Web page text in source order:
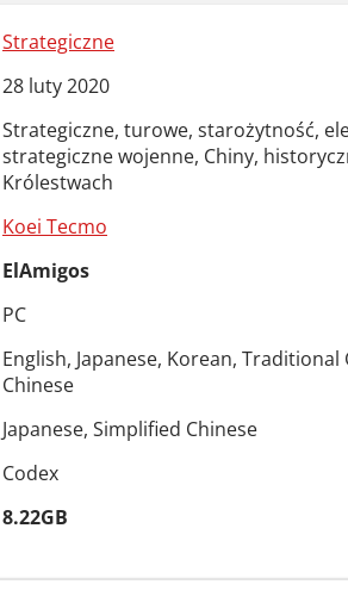
Strategiczne
28 luty 2020
Strategiczne, turowe, starożytność,
strategiczne wojenne, Chiny,
Królestwach
Koei Tecmo
ElAmigos
PC
English, Japanese, Korean, Traditional
Chinese
Japanese, Simplified Chinese
Codex
8.22GB